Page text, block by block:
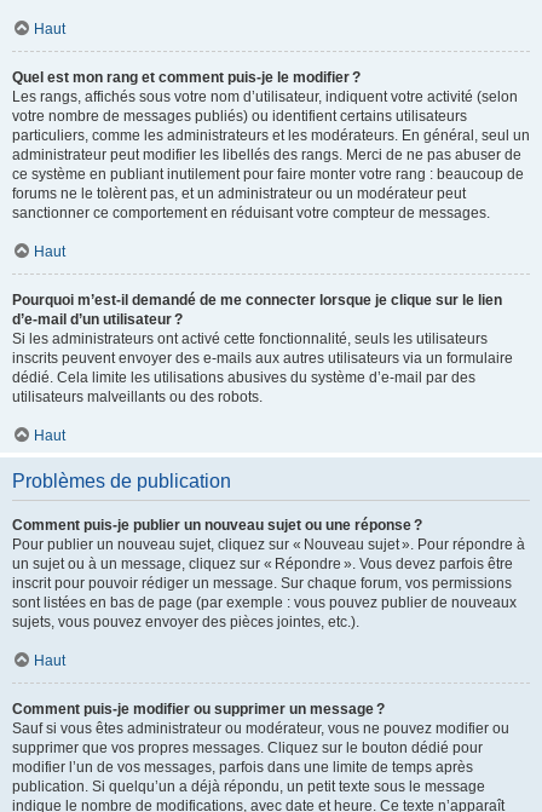
Haut
Quel est mon rang et comment puis-je le modifier ?
Les rangs, affichés sous votre nom d’utilisateur, indiquent votre activité (selon
votre nombre de messages publiés) ou identifient certains utilisateurs
particuliers, comme les administrateurs et les modérateurs. En général, seul un
administrateur peut modifier les libellés des rangs. Merci de ne pas abuser de
ce système en publiant inutilement pour faire monter votre rang : beaucoup de
forums ne le tolèrent pas, et un administrateur ou un modérateur peut
sanctionner ce comportement en réduisant votre compteur de messages.
Haut
Pourquoi m’est-il demandé de me connecter lorsque je clique sur le lien
d’e-mail d’un utilisateur ?
Si les administrateurs ont activé cette fonctionnalité, seuls les utilisateurs
inscrits peuvent envoyer des e-mails aux autres utilisateurs via un formulaire
dédié. Cela limite les utilisations abusives du système d’e-mail par des
utilisateurs malveillants ou des robots.
Haut
Problèmes de publication
Comment puis-je publier un nouveau sujet ou une réponse ?
Pour publier un nouveau sujet, cliquez sur « Nouveau sujet ». Pour répondre à
un sujet ou à un message, cliquez sur « Répondre ». Vous devez parfois être
inscrit pour pouvoir rédiger un message. Sur chaque forum, vos permissions
sont listées en bas de page (par exemple : vous pouvez publier de nouveaux
sujets, vous pouvez envoyer des pièces jointes, etc.).
Haut
Comment puis-je modifier ou supprimer un message ?
Sauf si vous êtes administrateur ou modérateur, vous ne pouvez modifier ou
supprimer que vos propres messages. Cliquez sur le bouton dédié pour
modifier l’un de vos messages, parfois dans une limite de temps après
publication. Si quelqu’un a déjà répondu, un petit texte sous le message
indique le nombre de modifications, avec date et heure. Ce texte n’apparaît